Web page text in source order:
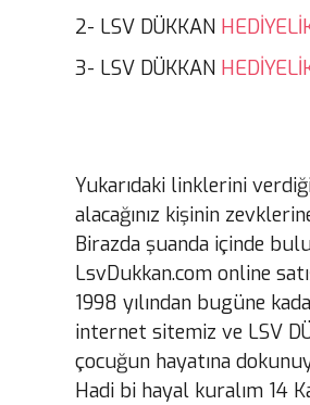
2- LSV DÜKKAN
3- LSV DÜKKAN
Yukarıdaki linklerini
alacağınız kişinin
Birazda şuanda içinde
LsvDukkan.com online
1998 yılından bugüne
internet sitemiz ve LSV
çocuğun hayatına
Hadi bi hayal kuralım 14